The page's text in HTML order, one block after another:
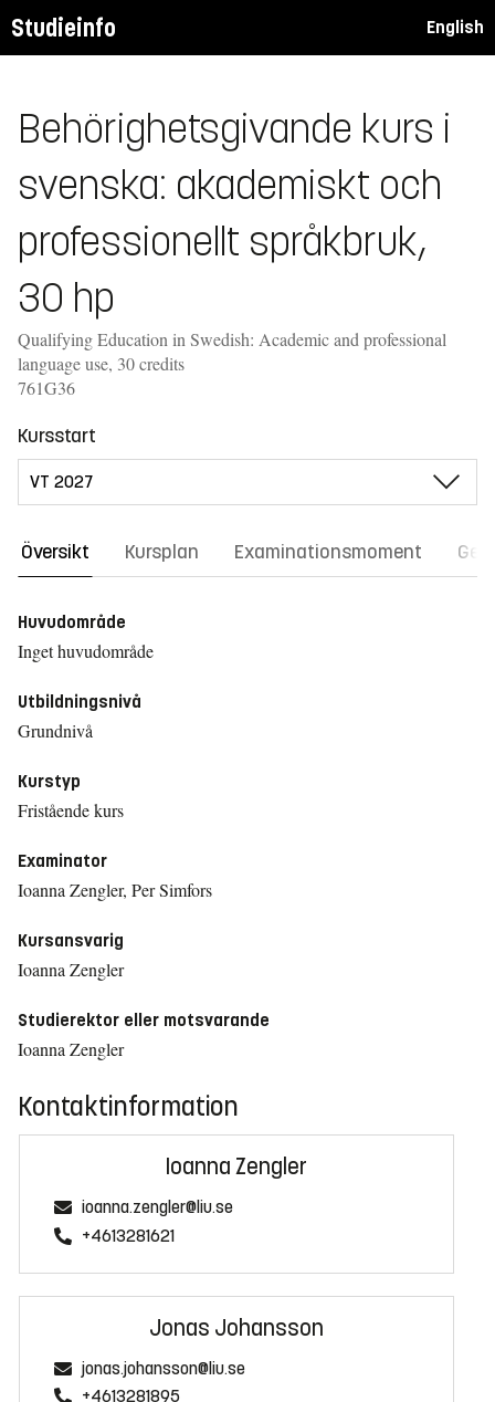
Studieinfo English
Behörighetsgivande kurs i
svenska: akademiskt och
professionellt språkbruk,
30 hp
Qualifying Education in Swedish: Academic and professional
language use, 30 credits
761G36
Kursstart
Översikt Kursplan Examinationsmoment
Huvudområde
Inget huvudområde
Utbildningsnivå
Grundnivå
Kurstyp
Fristående kurs
Examinator
Ioanna Zengler, Per Simfors
Kursansvarig
Ioanna Zengler
Studierektor eller motsvarande
Ioanna Zengler
Kontaktinformation
Ioanna Zengler
ioanna.zengler@liu.se
+4613281621
Jonas Johansson
jonas.johansson@liu.se
+4613281895